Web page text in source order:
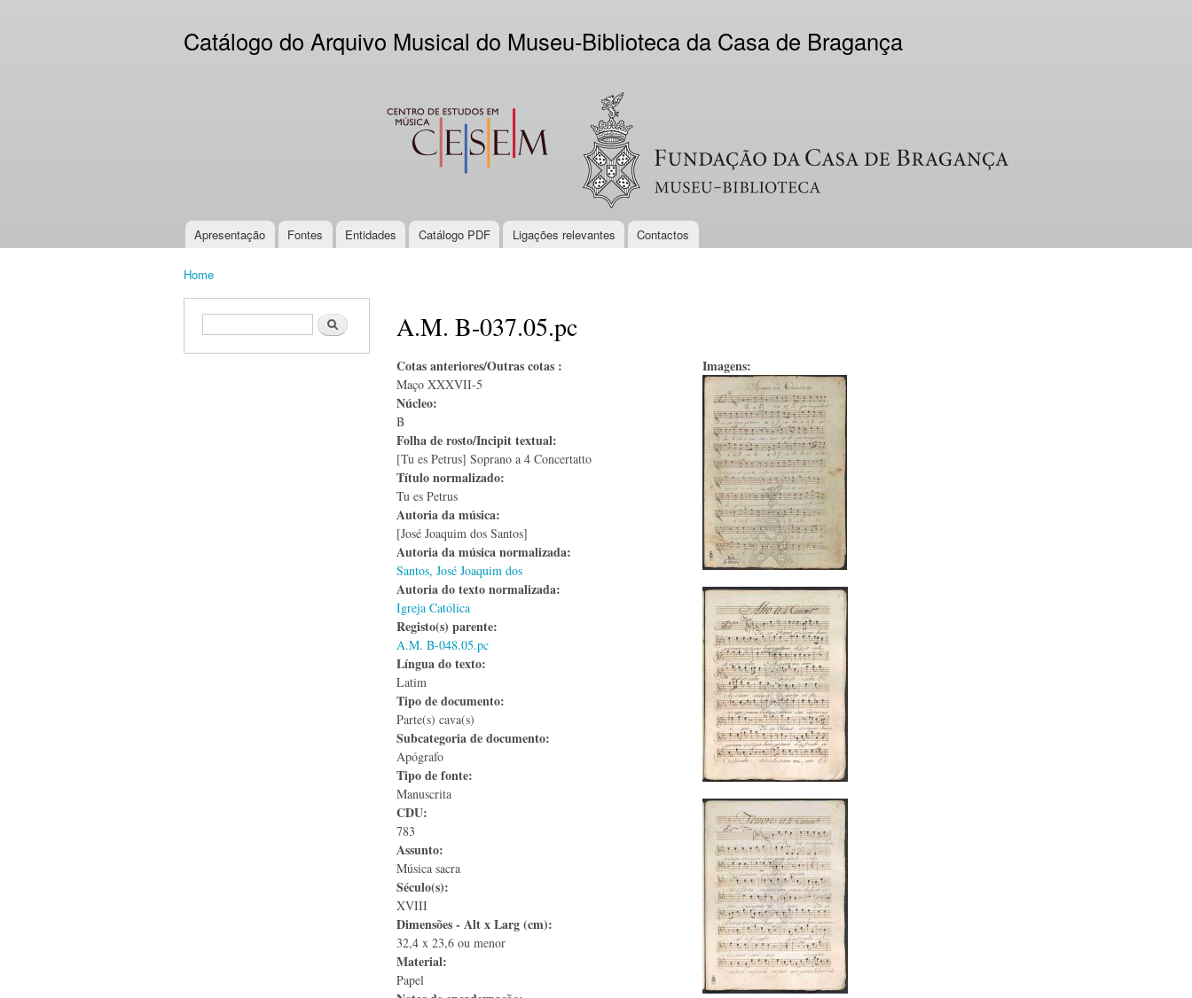
content
Catálogo do Arquivo Musical do Museu-Biblioteca da Casa de Bragança
CESEM Logo VV
Main menu
Apresentação Fontes Entidades Catálogo PDF Ligações relevantes Contactos
Home
Search form Search A.M. B-037.05.pc
Cotas anteriores/Outras cotas :
Maço XXXVII-5
Núcleo:
B
Folha de rosto/Incipit textual:
[Tu es Petrus] Soprano a 4 Concertatto
Título normalizado:
Tu es Petrus
Autoria da música:
[José Joaquim dos Santos]
Autoria da música normalizada:
Santos, José Joaquim dos
Autoria do texto normalizada:
Igreja Católica
Registo(s) parente:
A.M. B-048.05.pc
Língua do texto:
Latim
Tipo de documento:
Parte(s) cava(s)
Subcategoria de documento:
Apógrafo
Tipo de fonte:
Manuscrita
CDU:
783
Assunto:
Música sacra
Século(s):
XVIII
Dimensões - Alt x Larg (cm):
32,4 x 23,6 ou menor
Material:
Papel
Imagens: